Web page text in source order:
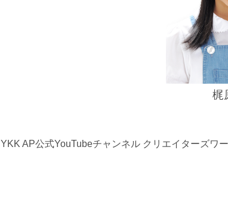
梶
YKK AP公式YouTubeチャンネル クリエイターズワ